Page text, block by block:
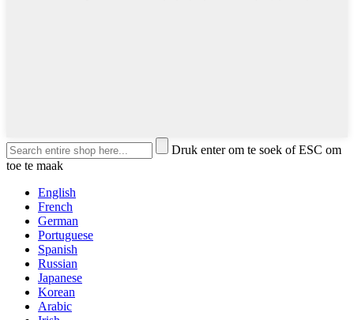
Druk enter om te soek of ESC om
toe te maak
English
French
German
Portuguese
Spanish
Russian
Japanese
Korean
Arabic